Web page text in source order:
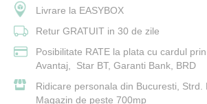
Livrare la EASYBOX
Retur GRATUIT in 30 de zile
Posibilitate RATE la plata cu cardul
Avantaj, Star BT, Garanti Bank, BRD
Ridicare personala din Bucuresti, Strd.
Magazin de peste 700mp